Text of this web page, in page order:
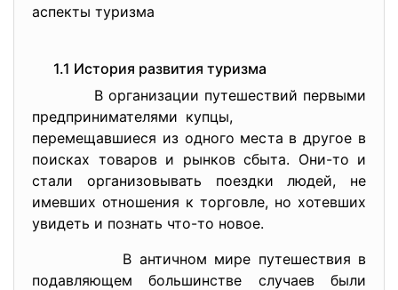
аспекты туризма
1.1 История развития туризма
В организации путешествий первыми
предпринимателями купцы,
перемещавшиеся из одного места в другое в
поисках товаров и рынков сбыта. Они-то и
стали организовывать поездки людей, не
имевших отношения к торговле, но хотевших
увидеть и познать что-то новое.
В античном мире путешествия в
подавляющем большинстве случаев были